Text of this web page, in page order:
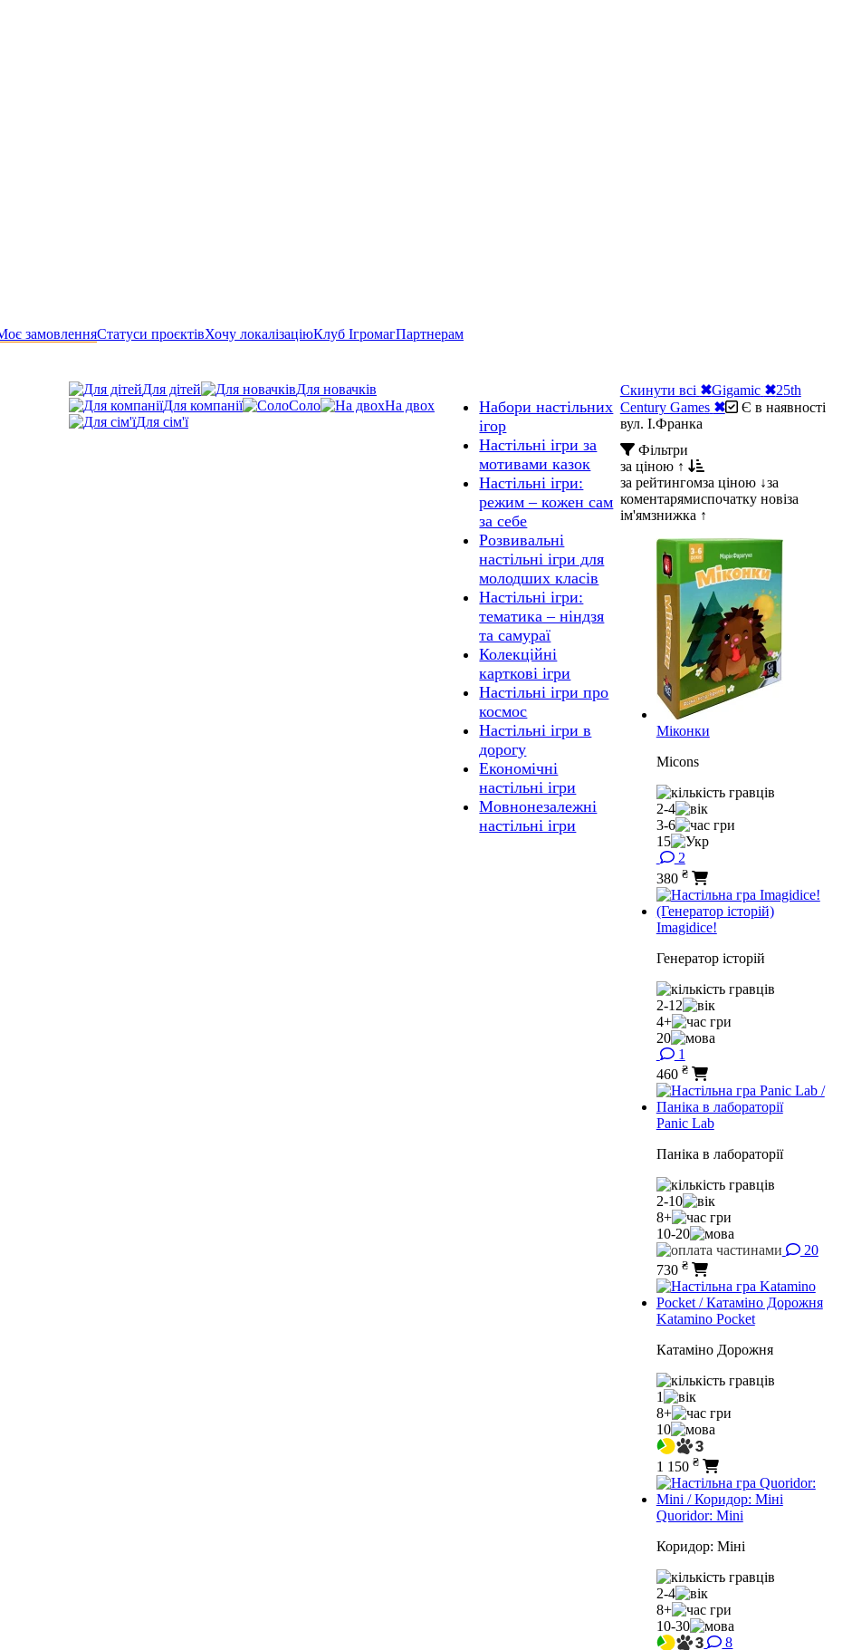
замовленняСтатуси проєктівХочу локалізаціюКлуб ІгромагПартнерам
Для дітей
Для новачків
Для компанії
Соло
На двох
Для сім'ї
Набори настільних
ігор
Настільні ігри за
мотивами казок
Настільні ігри:
режим – кожен сам
за себе
Розвивальні
настільні ігри для
молодших класів
Настільні ігри:
тематика – ніндзя
та самураї
Колекційні
карткові ігри
Настільні ігри про
космос
Настільні ігри в
дорогу
Економічні
настільні ігри
Мовнонезалежні
настільні ігри
Скинути всі ✖Gigamic ✖25th
Century Games ✖
Є в наявності
вул. І.Франка
Фільтри
за ціною ↑
за рейтингомза ціною ↓за
коментарямиспочатку новіза
ім'ямзнижка ↑
Міконки
Micons
2-4
3-6
15
2
380 ₴
Imagidice!
Генератор історій
2-12
4+
20
1
460 ₴
Panic Lab
Паніка в лабораторії
2-10
8+
10-20
20
730 ₴
Katamino Pocket
Катаміно Дорожня
1
8+
10
1 150 ₴
Quoridor: Mini
Коридор: Міні
2-4
8+
10-30
8